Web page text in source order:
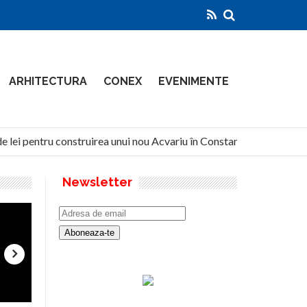
ARHITECTURA CONEX EVENIMENTE
pentru construirea unui nou Acvariu în Constanța
Newsletter